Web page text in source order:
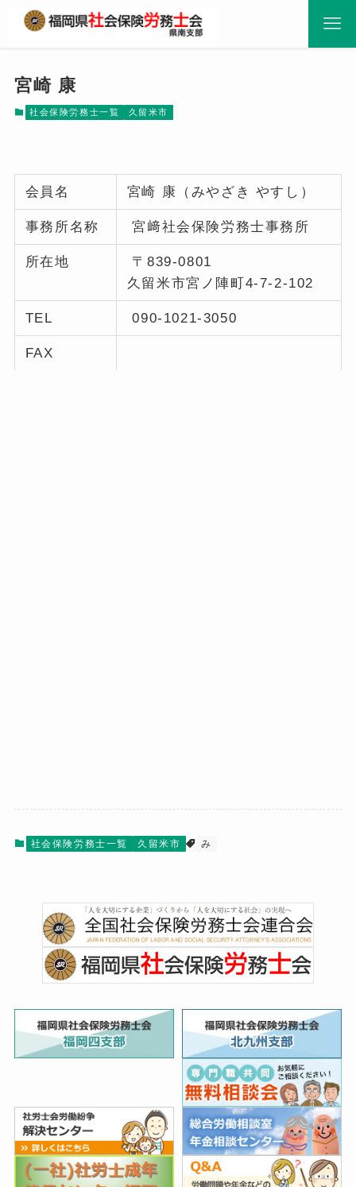
宮崎 康
社会保険労務士一覧 久留米市
会員名 宮崎 康（みやざき やすし）
事務所名称 宮﨑社会保険労務士事務所
所在地
〒839-0801
久留米市宮ノ陣町4-7-2-102
TEL 090-1021-3050
FAX
社会保険労務士一覧 久留米市 み